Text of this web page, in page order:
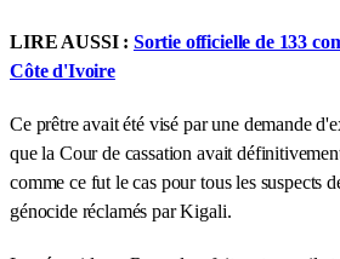
LIRE AUSSI : Sortie officielle de 133
Côte d'Ivoire
Ce prêtre avait été visé par une demande
que la Cour de cassation avait
comme ce fut le cas pour tous les suspects
génocide réclamés par Kigali.